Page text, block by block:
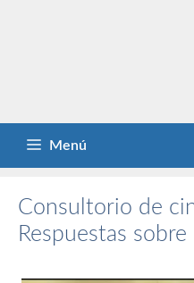
Menú
Consultorio de
Respuestas